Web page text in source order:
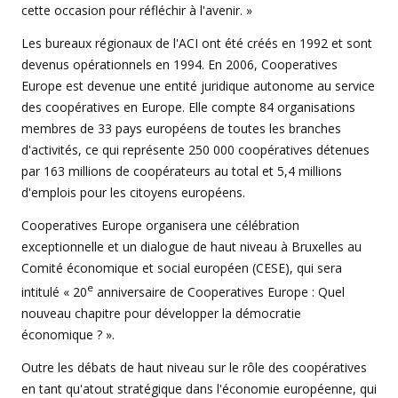
cette occasion pour réfléchir à l'avenir. »
Les bureaux régionaux de l'ACI ont été créés en 1992 et sont
devenus opérationnels en 1994. En 2006, Cooperatives
Europe est devenue une entité juridique autonome au service
des coopératives en Europe. Elle compte 84 organisations
membres de 33 pays européens de toutes les branches
d'activités, ce qui représente 250 000 coopératives détenues
par 163 millions de coopérateurs au total et 5,4 millions
d'emplois pour les citoyens européens.
Cooperatives Europe organisera une célébration
exceptionnelle et un dialogue de haut niveau à Bruxelles au
Comité économique et social européen (CESE), qui sera
intitulé « 20e anniversaire de Cooperatives Europe : Quel
nouveau chapitre pour développer la démocratie
économique ? ».
Outre les débats de haut niveau sur le rôle des coopératives
en tant qu'atout stratégique dans l'économie européenne, qui